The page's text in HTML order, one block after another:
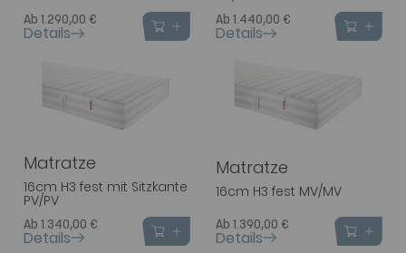
Ab 1.290,00 €
Details
Ab 1.440,00 €
Details
Matratze
16cm H3 fest mit Sitzkante
PV/PV
Ab 1.340,00 €
Details
Matratze
16cm H3 fest MV/MV
Ab 1.390,00 €
Details